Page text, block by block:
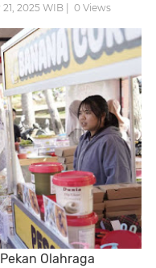
2025 WIB | 0 Views
Olahraga